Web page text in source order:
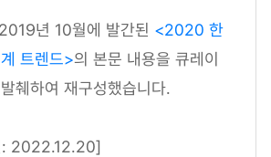
년 10월에 발간된 <2020 한
트렌드>의 본문 내용을 큐레이
췌하여 재구성했습니다.
: 2022.12.20]